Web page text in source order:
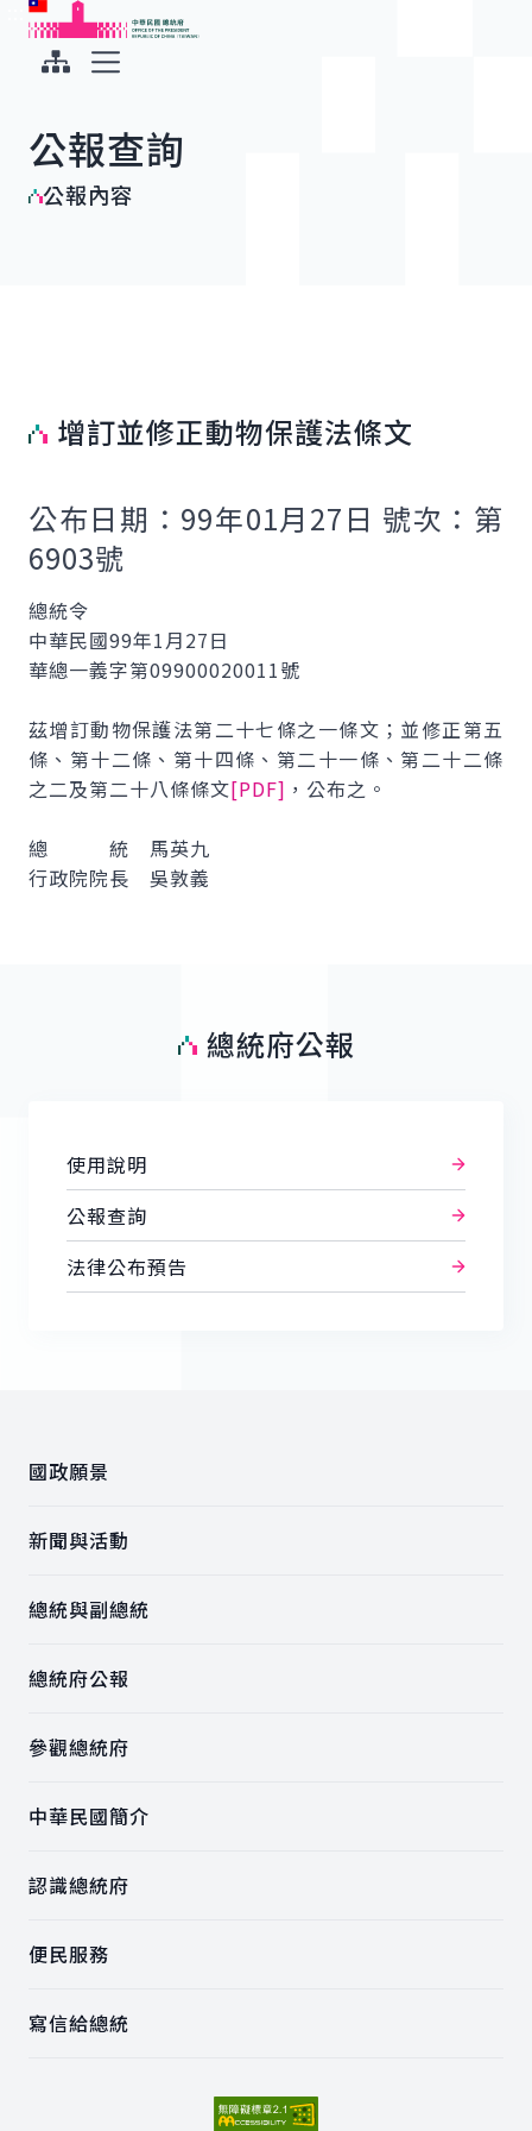
跳到主要內容
中華民國總統府
公報查詢
公報內容
增訂並修正動物保護法條文
公布日期：99年01月27日 號次：第
6903號
總統令
中華民國99年1月27日
華總一義字第09900020011號
茲增訂動物保護法第二十七條之一條文；並修正第五
條、第十二條、第十四條、第二十一條、第二十二條
之二及第二十八條條文[PDF] ，公布之。
總 統 馬英九
行政院院長 吳敦義
總統府公報
使用說明
公報查詢
法律公布預告
國政願景
新聞與活動
總統與副總統
總統府公報
參觀總統府
中華民國簡介
認識總統府
便民服務
寫信給總統